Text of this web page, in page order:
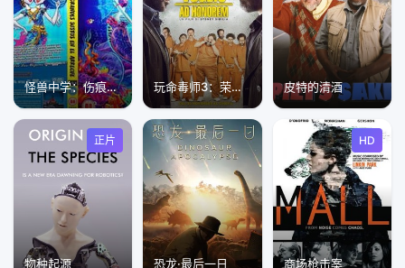
怪兽中学：伤痕累累的珊瑚礁 玩命毒师3：荣誉之名 皮特的清酒
正片
物种起源 恐龙·最后一日
HD
商场枪击案